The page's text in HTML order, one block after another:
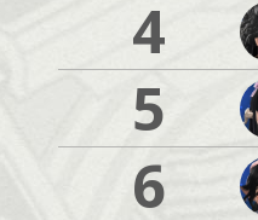
4
5
6